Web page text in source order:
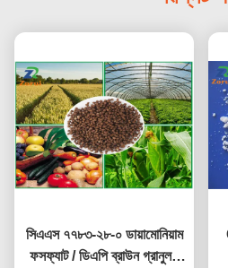
সিএএস ৭৭৮৩-২৮-০ ডায়ামোনিয়াম
ফসফ্যাট / ডিএপি ব্রাউন গ্রানুলস